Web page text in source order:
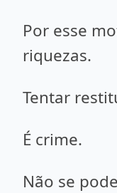
Por esse
riquezas.
Tentar
É crime.
Não se